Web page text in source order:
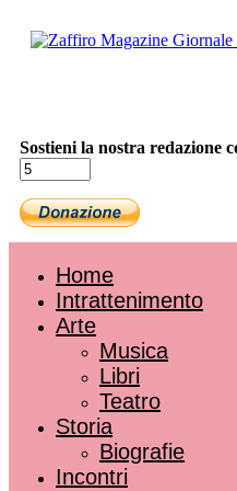
Sostieni la nostra redazione
Home
Intrattenimento
Arte
Musica
Libri
Teatro
Storia
Biografie
Incontri